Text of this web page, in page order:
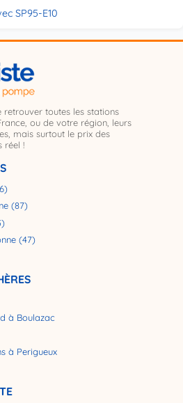
SP95-E10
toutes les stations
ou de votre région, leurs
mais surtout le prix des
réel !
(87)
(47)
à Boulazac
à Perigueux